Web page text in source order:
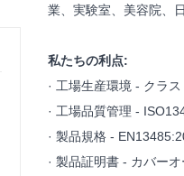
業、実験室、美容院、
私たちの利点:
· 工場生産環境 - クラ
· 工場品質管理 -
· 製品規格 -
· 製品証明書 - カバー